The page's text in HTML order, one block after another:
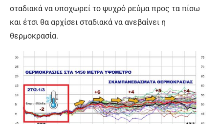
σταδιακά να υποχωρεί το ψυχρό ρεύμα προς τα πίσω
και έτσι θα αρχίσει σταδιακά να ανεβαίνει η
θερμοκρασία.